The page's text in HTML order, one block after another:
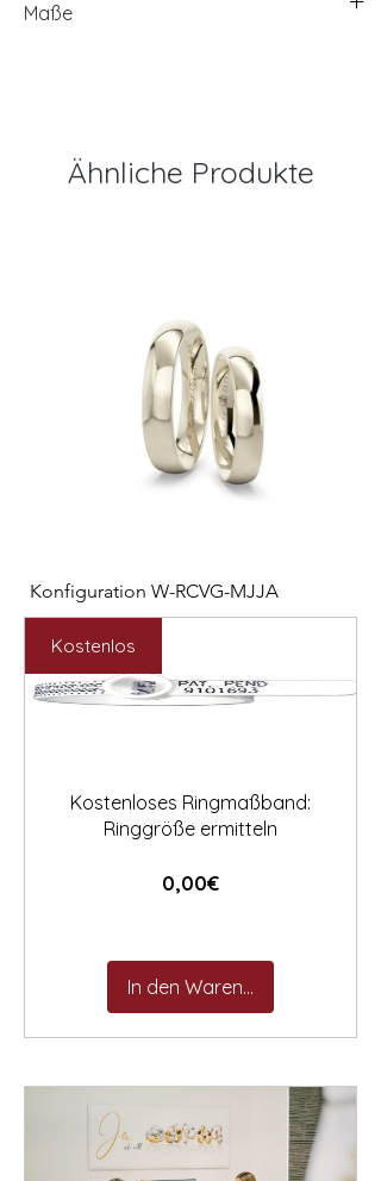
Maße
Ähnliche Produkte
Konfiguration W-RCVG-MJJA
Preis
2.531,00 €
Preis
Kostenlos
Kostenloses Ringmaßband:
Ringgröße ermitteln
0,00€Preis
In den Warenkorb